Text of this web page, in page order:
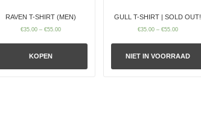
RAVEN T-SHIRT (MEN)
€35.00 –€55.00
KOPEN
GULL T-SHIRT | SOLD OUT!
€35.00– €55.00
NIET IN VOORRAAD